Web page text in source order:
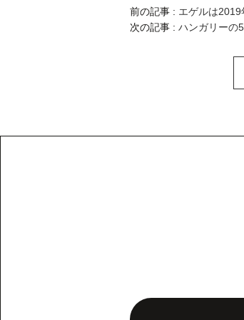
前の記事 : エゲルは2019
次の記事 : ハンガリーの